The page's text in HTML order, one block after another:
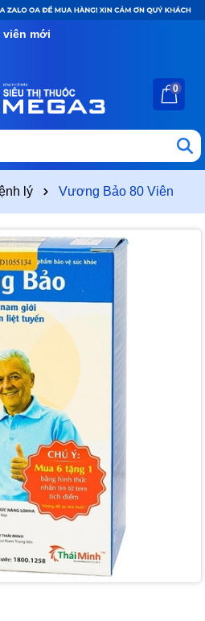
mới
0
lý Vương Bảo 80 Viên